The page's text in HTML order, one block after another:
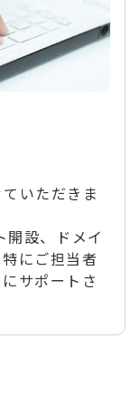
いただきま
設、ドメイ
にご担当者
サポートさ